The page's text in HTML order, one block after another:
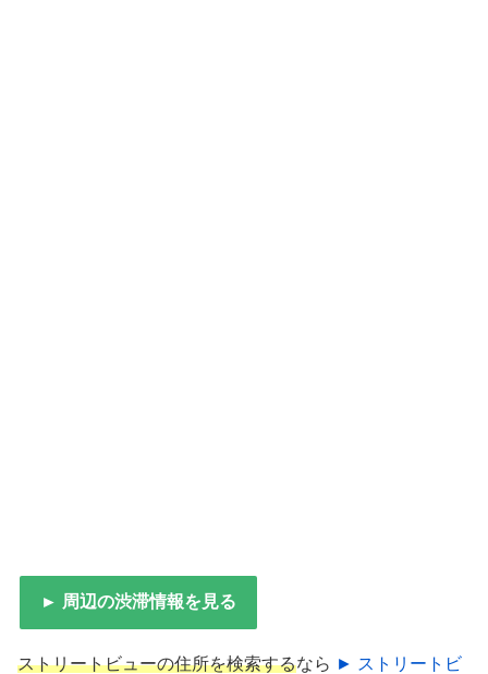
► 周辺の渋滞情報を見る
ストリートビューの住所を検索するなら ► ストリートビ